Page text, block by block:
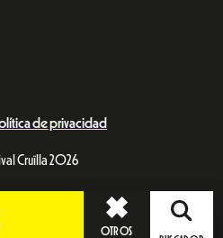
de privacidad
Cruïlla 2026
OTROS